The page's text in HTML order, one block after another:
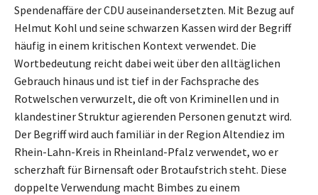
Spendenaffäre der CDU auseinandersetzten. Mit Bezug auf
Helmut Kohl und seine schwarzen Kassen wird der Begriff
häufig in einem kritischen Kontext verwendet. Die
Wortbedeutung reicht dabei weit über den alltäglichen
Gebrauch hinaus und ist tief in der Fachsprache des
Rotwelschen verwurzelt, die oft von Kriminellen und in
klandestiner Struktur agierenden Personen genutzt wird.
Der Begriff wird auch familiär in der Region Altendiez im
Rhein-Lahn-Kreis in Rheinland-Pfalz verwendet, wo er
scherzhaft für Birnensaft oder Brotaufstrich steht. Diese
doppelte Verwendung macht Bimbes zu einem